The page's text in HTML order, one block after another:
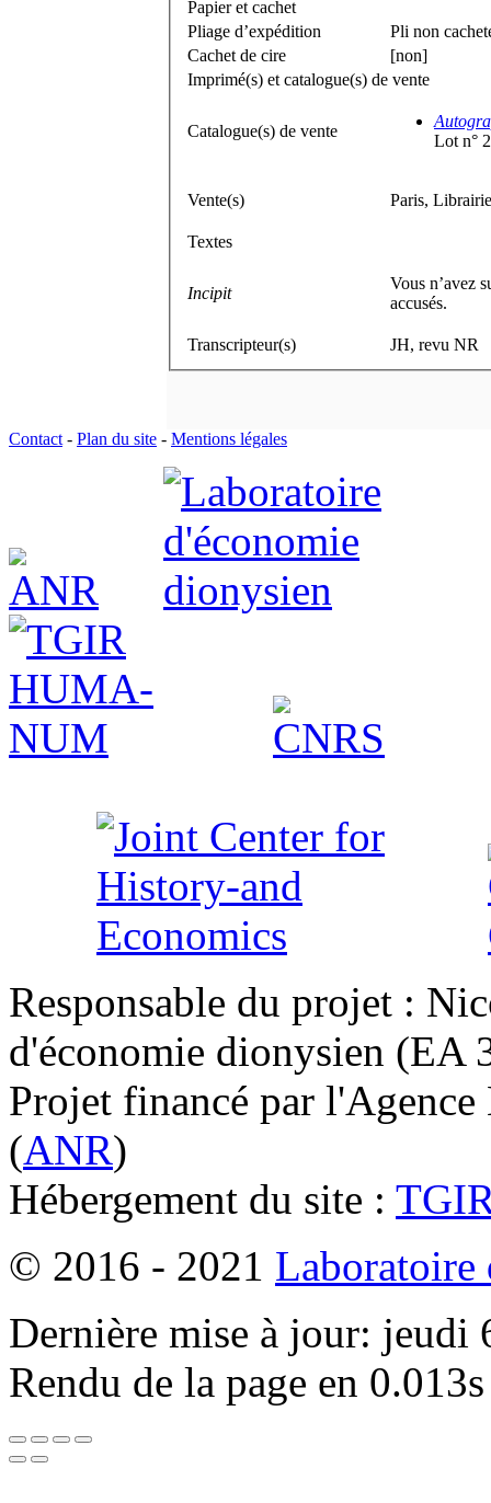
Papier et cachet
Pliage d’expédition
Pli non
Cachet de cire
[non]
Imprimé(s) et catalogue(s) de vente
Catalogue(s) de vente
Lot n°
Vente(s) Paris,
Textes
Incipit
Vous n’avez
accusés.
Transcripteur(s) JH, revu NR
Contact - Plan du site - Mentions légales
Responsable du projet :
d'économie dionysien
Projet financé par l'Agence
(ANR)
Hébergement du site :
© 2016 - 2021 Laboratoire
Dernière mise à jour:
Rendu de la page en 0.013s